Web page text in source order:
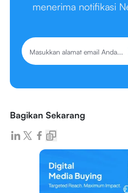
menerima notifikasi
Bagikan Sekarang